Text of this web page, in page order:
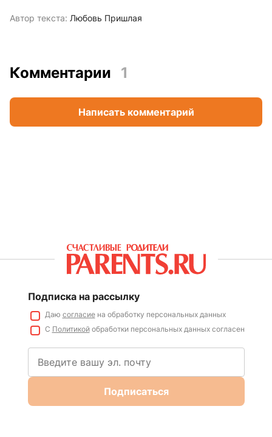
Автор текста: Любовь Пришлая
Комментарии 1
Написать комментарий
Подписка на рассылку
Даю согласиена обработку персональных данных
С Политикойобработки персональных данных согласен
Подписаться